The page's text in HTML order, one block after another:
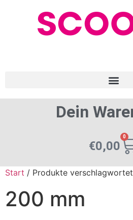
Dein
€0,00
0
Start / Produkte
200 mm